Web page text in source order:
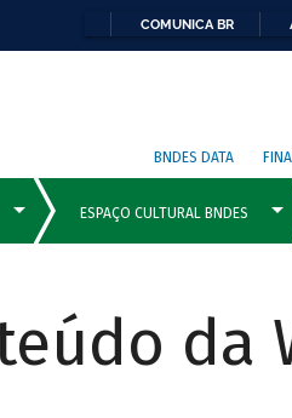
COMUNICA BR
BNDES DATA
da